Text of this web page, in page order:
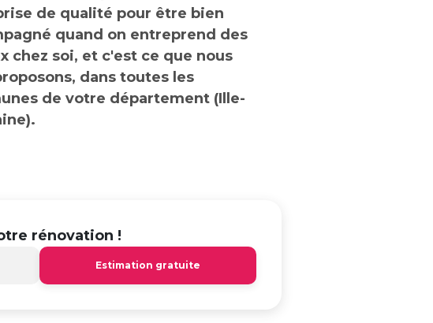
de qualité pour être bien
quand on entreprend des
chez soi, et c'est ce que nous
dans toutes les
de votre département (Ille-
rénovation !
Estimation gratuite